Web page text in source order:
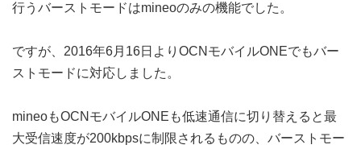
行うバーストモードはmineoのみの機能でした。
ですが、2016年6月16日よりOCNモバイルONEでもバー
ストモードに対応しました。
mineoもOCNモバイルONEも低速通信に切り替えると最
大受信速度が200kbpsに制限されるものの、バーストモー